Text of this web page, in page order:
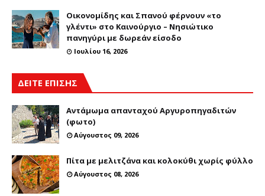
Οικονομίδης και Σπανού φέρνουν «το
γλέντι» στο Καινούργιο – Νησιώτικο
πανηγύρι με δωρεάν είσοδο
Ιουλίου 16, 2026
ΔΕΙΤΕ ΕΠΙΣΗΣ
Αντάμωμα απανταχού Αργυροπηγαδιτών
(φωτο)
Αύγουστος 09, 2026
Πίτα με μελιτζάνα και κολοκύθι χωρίς φύλλο
Αύγουστος 08, 2026